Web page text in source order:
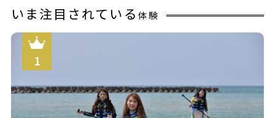
いま注目されている 体験